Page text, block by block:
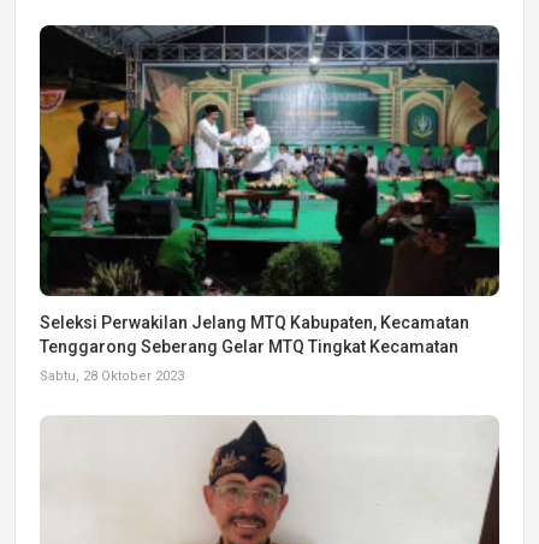
Seleksi Perwakilan Jelang MTQ Kabupaten, Kecamatan
Tenggarong Seberang Gelar MTQ Tingkat Kecamatan
Sabtu, 28 Oktober 2023